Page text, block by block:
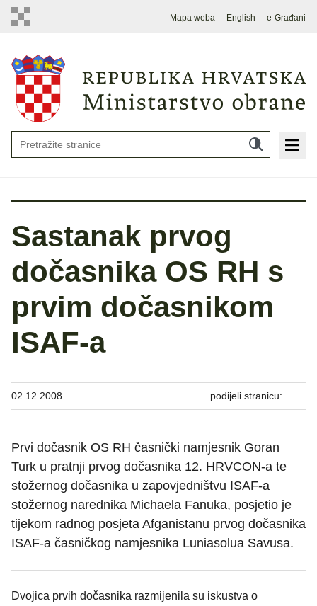
Mapa weba English e-Građani
Sastanak prvog
dočasnika OS RH s
prvim dočasnikom
ISAF-a
02.12.2008. podijeli stranicu:
Prvi dočasnik OS RH časnički namjesnik Goran
Turk u pratnji prvog dočasnika 12. HRVCON-a te
stožernog dočasnika u zapovjedništvu ISAF-a
stožernog narednika Michaela Fanuka, posjetio je
tijekom radnog posjeta Afganistanu prvog dočasnika
ISAF-a časničkog namjesnika Luniasolua Savusa.
Dvojica prvih dočasnika razmijenila su iskustva o